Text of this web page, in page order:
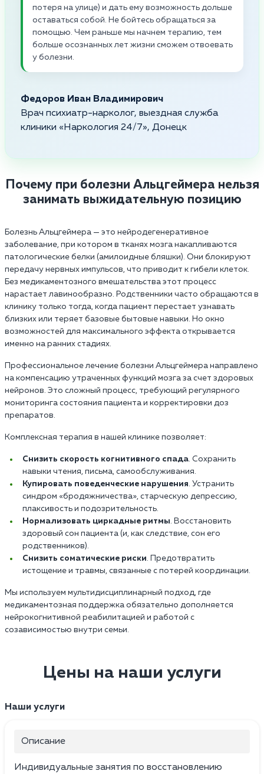
потеря на улице) и дать ему возможность дольше
оставаться собой. Не бойтесь обращаться за
помощью. Чем раньше мы начнем терапию, тем
больше осознанных лет жизни сможем отвоевать
у болезни.
Федоров Иван Владимирович
Врач психиатр-нарколог, выездная служба
клиники «Наркология 24/7», Донецк
Почему при болезни Альцгеймера нельзя
занимать выжидательную позицию
Болезнь Альцгеймера — это нейродегенеративное
заболевание, при котором в тканях мозга накапливаются
патологические белки (амилоидные бляшки). Они блокируют
передачу нервных импульсов, что приводит к гибели клеток.
Без медикаментозного вмешательства этот процесс
нарастает лавинообразно. Родственники часто обращаются в
клинику только тогда, когда пациент перестает узнавать
близких или теряет базовые бытовые навыки. Но окно
возможностей для максимального эффекта открывается
именно на ранних стадиях.
Профессиональное лечение болезни Альцгеймера направлено
на компенсацию утраченных функций мозга за счет здоровых
нейронов. Это сложный процесс, требующий регулярного
мониторинга состояния пациента и корректировки доз
препаратов.
Комплексная терапия в нашей клинике позволяет:
Снизить скорость когнитивного спада. Сохранить
навыки чтения, письма, самообслуживания.
Купировать поведенческие нарушения. Устранить
синдром «бродяжничества», старческую депрессию,
плаксивость и подозрительность.
Нормализовать циркадные ритмы. Восстановить
здоровый сон пациента (и, как следствие, сон его
родственников).
Снизить соматические риски. Предотвратить
истощение и травмы, связанные с потерей координации.
Мы используем мультидисциплинарный подход, где
медикаментозная поддержка обязательно дополняется
нейрокогнитивной реабилитацией и работой с
созависимостью внутри семьи.
Цены на наши услуги
Наши услуги
Описание
Индивидуальные занятия по восстановлению